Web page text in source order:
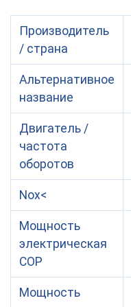
Производитель
/ страна
Альтернативное
название
Двигатель /
частота
оборотов
Nox<
Мощность
электрическая
COP
Мощность